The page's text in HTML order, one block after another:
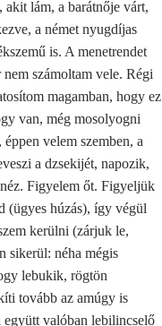
lám, a barátnője várt,
a német nyugdíjas
is. A menetrendet
számoltam vele. Régi
magamban, hogy ez
van, még mosolyogni
velem szemben, a
a dzsekijét, napozik,
Figyelem őt. Figyeljük
(ügyes húzás), így végül
kerülni (zárjuk le,
sikerül: néha mégis
lebukik, rögtön
tovább az amúgy is
valóban lebilincselő